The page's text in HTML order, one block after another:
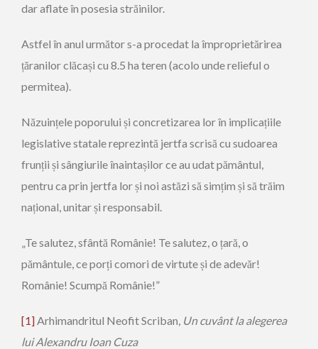
dar aflate în posesia străinilor.
Astfel în anul următor s-a procedat la împroprietărirea
țăranilor clăcași cu 8.5 ha teren (acolo unde relieful o
permitea).
Năzuințele poporului și concretizarea lor în implicațiile
legislative statale reprezintă jertfa scrisă cu sudoarea
frunții și sângiurile înaintașilor ce au udat pământul,
pentru ca prin jertfa lor și noi astăzi să simțim și să trăim
național, unitar și responsabil.
„Te salutez, sfântă Românie! Te salutez, o țară, o
pământule, ce porți comori de virtute și de adevăr!
Românie! Scumpă Românie!”
[1]Arhimandritul Neofit Scriban, Un cuvânt la alegerea
lui Alexandru Ioan Cuza